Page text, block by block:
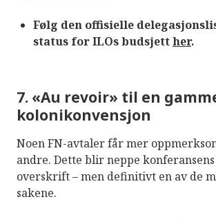
Følg den offisielle
status for ILOs budsjetther.
7. «Au revoir» til en
kolonikonvensjon
Noen FN-avtaler får mer
andre. Dette blir neppe
overskrift – men definitivt en av de
sakene.